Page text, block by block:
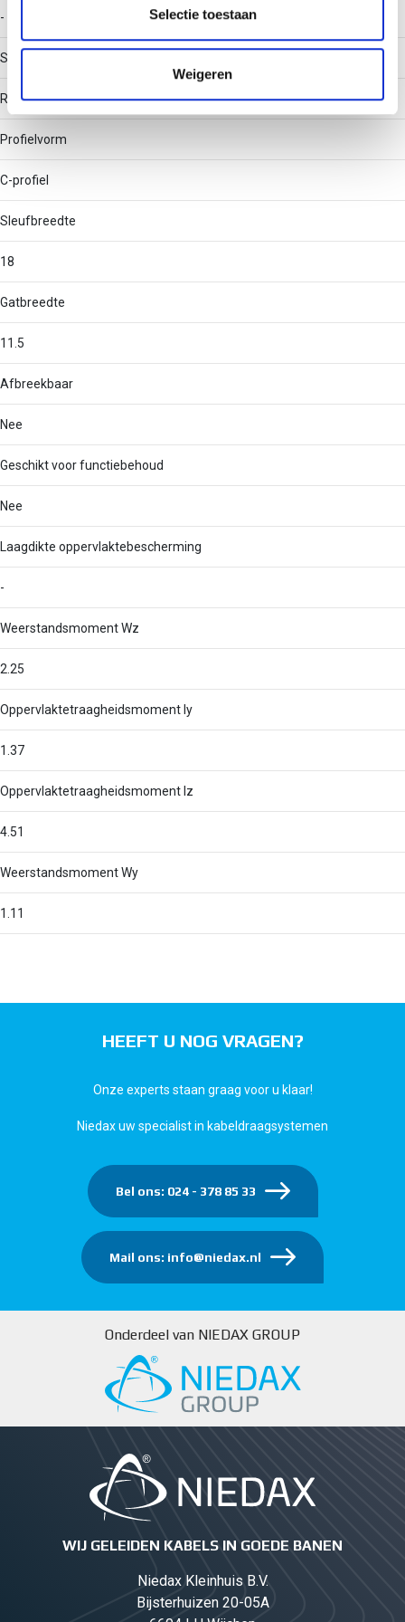
partners kunnen deze gegevens combineren met andere
informatie die u aan ze heeft verstrekt of die ze hebben
verzameld op basis van uw gebruik van hun services.
Selectie toestaan
Weigeren
-
Soort perforatie
Rug geperforeerd
Profielvorm
C-profiel
Sleufbreedte
18
Gatbreedte
11.5
Afbreekbaar
Nee
Geschikt voor functiebehoud
Nee
Laagdikte oppervlaktebescherming
-
Weerstandsmoment Wz
2.25
Oppervlaktetraagheidsmoment Iy
1.37
Oppervlaktetraagheidsmoment Iz
4.51
Weerstandsmoment Wy
1.11
HEEFT U NOG VRAGEN?
Onze experts staan graag voor u klaar!
Niedax uw specialist in kabeldraagsystemen
Bel ons: 024 - 378 85 33
Mail ons: info@niedax.nl
Onderdeel van NIEDAX GROUP
WIJ GELEIDEN KABELS IN GOEDE BANEN
Niedax Kleinhuis B.V.
Bijsterhuizen 20-05A